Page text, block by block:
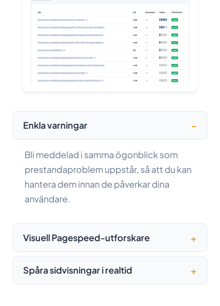
Enkla varningar
Bli meddelad i samma ögonblick som
prestandaproblem uppstår, så att du kan
hantera dem innan de påverkar dina
användare.
Visuell Pagespeed-utforskare
Spåra sidvisningar i realtid